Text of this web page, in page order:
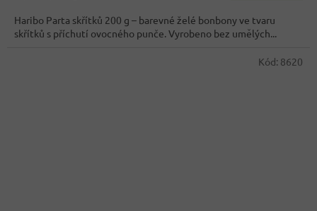
Haribo Parta skřítků 200 g – barevné želé bonbony ve tvaru
skřítků s příchutí ovocného punče. Vyrobeno bez umělých...
Kód: 8620